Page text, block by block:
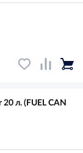
л. (FUEL CAN